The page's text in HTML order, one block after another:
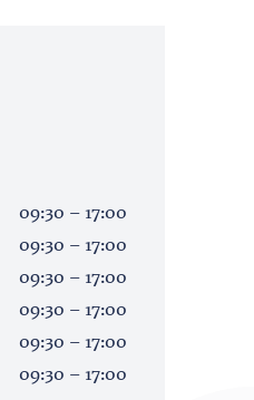
09:30 - 17:00
09:30 - 17:00
09:30 - 17:00
09:30 - 17:00
09:30 - 17:00
09:30 - 17:00